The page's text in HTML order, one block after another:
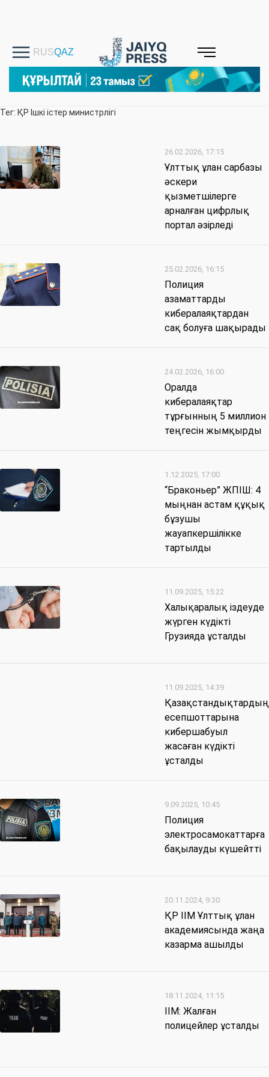
Тег: ҚР Ішкі істер министрлігі
26.02.2026, 17:15
Ұлттық ұлан сарбазы
әскери
қызметшілерге
арналған цифрлық
портал әзірледі
25.02.2026, 16:15
Полиция
азаматтарды
кибералаяқтардан
сақ болуға шақырады
24.02.2026, 16:00
Оралда
кибералаяқтар
тұрғынның 5 миллион
теңгесін жымқырды
1.12.2025, 17:00
“Браконьер” ЖПІШ: 4
мыңнан астам құқық
бұзушы
жауапкершілікке
тартылды
11.09.2025, 15:22
Халықаралық іздеуде
жүрген күдікті
Грузияда ұсталды
11.09.2025, 14:39
Қазақстандықтардың
есепшоттарына
кибершабуыл
жасаған күдікті
ұсталды
9.09.2025, 10:45
Полиция
электросамокаттарға
бақылауды күшейтті
20.11.2024, 9:30
ҚР ІІМ Ұлттық ұлан
академиясында жаңа
казарма ашылды
18.11.2024, 11:15
ІІМ: Жалған
полицейлер ұсталды